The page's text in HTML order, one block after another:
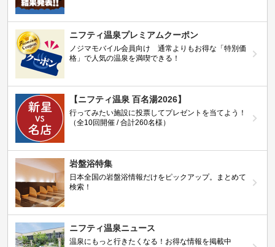
ニフティ温泉プレミアムクーポン
ノジマモバイル会員向け 通常よりもお得な「特別価
格」で人気の温泉を満喫できる！
【ニフティ温泉 百名湯2026】
行ってみたい施設に投票してプレゼントを当てよう！
（全10回開催 / 合計260名様）
岩盤浴特集
日本全国の岩盤浴情報だけをピックアップ。まとめて
検索！
ニフティ温泉ニュース
温泉にもっと行きたくなる！お得な情報を掲載中